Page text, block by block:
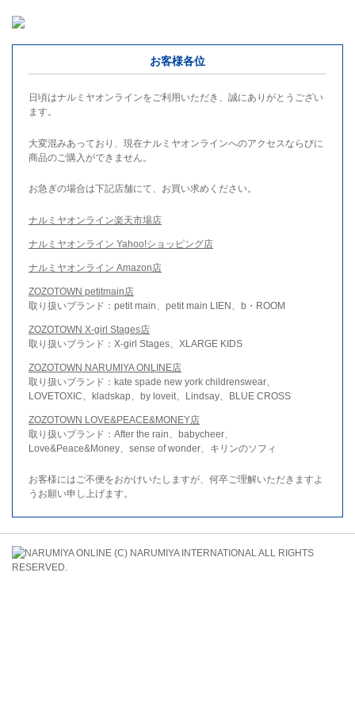
お客様各位
日頃はナルミヤオンラインをご利用いただき、誠にありがとうござい
ます。
大変混みあっており、現在ナルミヤオンラインへのアクセスならびに
商品のご購入ができません。
お急ぎの場合は下記店舗にて、お買い求めください。
ナルミヤオンライン楽天市場店
ナルミヤオンライン Yahoo!ショッピング店
ナルミヤオンライン Amazon店
ZOZOTOWN petitmain店
取り扱いブランド：petit main、petit main LIEN、b・ROOM
ZOZOTOWN X-girl Stages店
取り扱いブランド：X-girl Stages、XLARGE KIDS
ZOZOTOWN NARUMIYA ONLINE店
取り扱いブランド：kate spade new york childrenswear、
LOVETOXIC、kladskap、by loveit、Lindsay、BLUE CROSS
ZOZOTOWN LOVE&PEACE&MONEY店
取り扱いブランド：After the rain、babycheer、
Love&Peace&Money、sense of wonder、キリンのソフィ
お客様にはご不便をおかけいたしますが、何卒ご理解いただきますよ
うお願い申し上げます。